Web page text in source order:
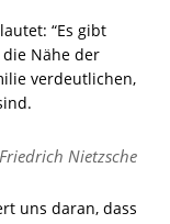
“Es gibt
Nähe der
verdeutlichen,
Nietzsche
uns daran, dass